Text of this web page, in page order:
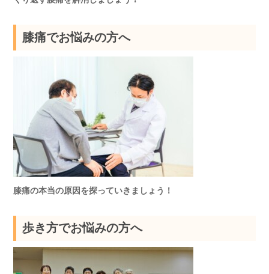
膝痛でお悩みの方へ
膝痛の本当の原因を探っていきましょう！
歩き方でお悩みの方へ